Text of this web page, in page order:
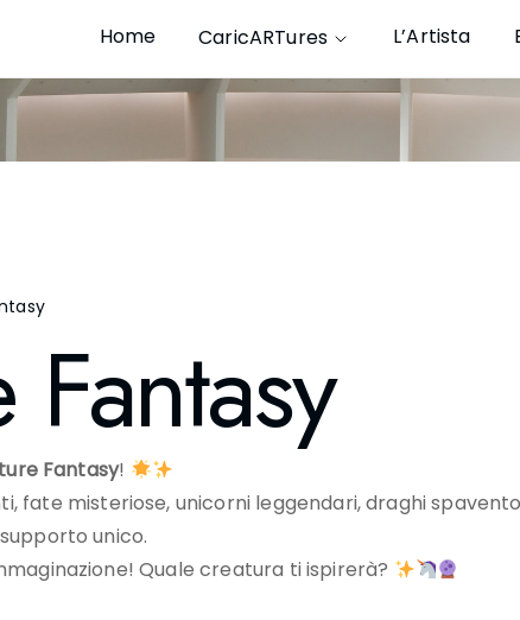
Home CaricARTures L’Artista
Fantasy!
fate misteriose, unicorni leggendari, draghi
unico.
Quale creatura ti ispirerà?